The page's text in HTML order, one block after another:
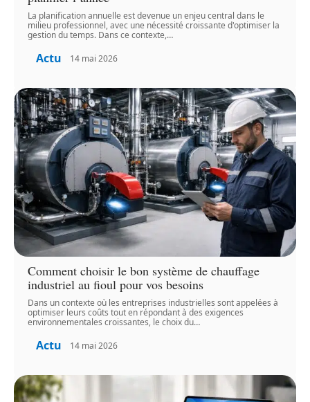
La planification annuelle est devenue un enjeu central dans le
milieu professionnel, avec une nécessité croissante d'optimiser la
gestion du temps. Dans ce contexte,…
Actu 14 mai 2026
Comment choisir le bon système de chauffage
industriel au fioul pour vos besoins
Dans un contexte où les entreprises industrielles sont appelées à
optimiser leurs coûts tout en répondant à des exigences
environnementales croissantes, le choix du…
Actu 14 mai 2026